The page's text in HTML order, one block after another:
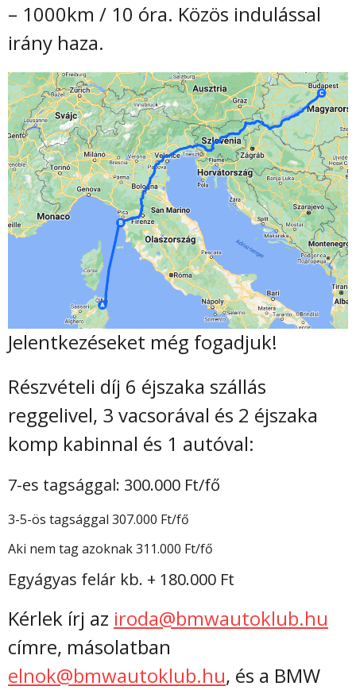
– 1000km / 10 óra. Közös indulással
irány haza.
Jelentkezéseket még fogadjuk!
Részvételi díj 6 éjszaka szállás
reggelivel, 3 vacsorával és 2 éjszaka
komp kabinnal és 1 autóval:
7-es tagsággal: 300.000 Ft/fő
3-5-ös tagsággal 307.000 Ft/fő
Aki nem tag azoknak 311.000 Ft/fő
Egyágyas felár kb. + 180.000 Ft
Kérlek írj az iroda@bmwautoklub.hu
címre, másolatban
elnok@bmwautoklub.hu, és a BMW